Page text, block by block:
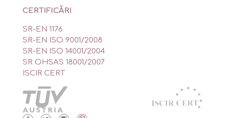
CERTIFICĂRI
SR-EN 1176
SR-EN ISO 9001/2008
SR-EN ISO 14001/2004
SR OHSAS 18001/2007
ISCIR CERT